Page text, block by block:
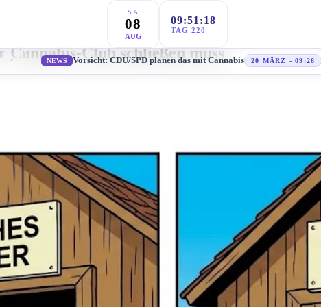
SA
08
AUG
09:51:20
TAG 220
NEWS Vorsicht: CDU/SPD planen das mit Cannabis 20 MÄRZ -
Club schließen muss